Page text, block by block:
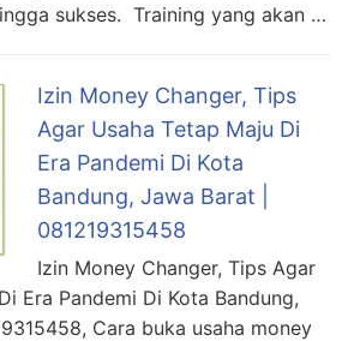
sukses. Training yang akan …
Izin Money Changer, Tips
Agar Usaha Tetap Maju Di
Era Pandemi Di Kota
Bandung, Jawa Barat |
081219315458
Izin Money Changer, Tips Agar
Era Pandemi Di Kota Bandung,
Cara buka usaha money